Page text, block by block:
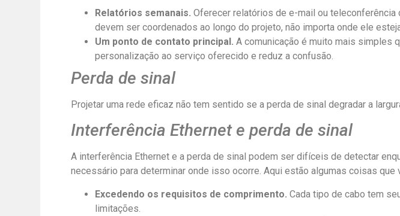
Relatórios semanais. Oferecer relatórios de e-mail ou
devem ser coordenados ao longo do projeto, não importa onde ele
Um ponto de contato principal. A comunicação é muito mais simples
personalização ao serviço oferecido e reduz a confusão.
Perda de sinal
Projetar uma rede eficaz não tem sentido se a perda de sinal degradar a
Interferência Ethernet e perda de sinal
A interferência Ethernet e a perda de sinal podem ser difíceis de detectar
necessário para determinar onde isso ocorre. Aqui estão algumas coisas que
Excedendo os requisitos de comprimento. Cada tipo de cabo tem
limitações.